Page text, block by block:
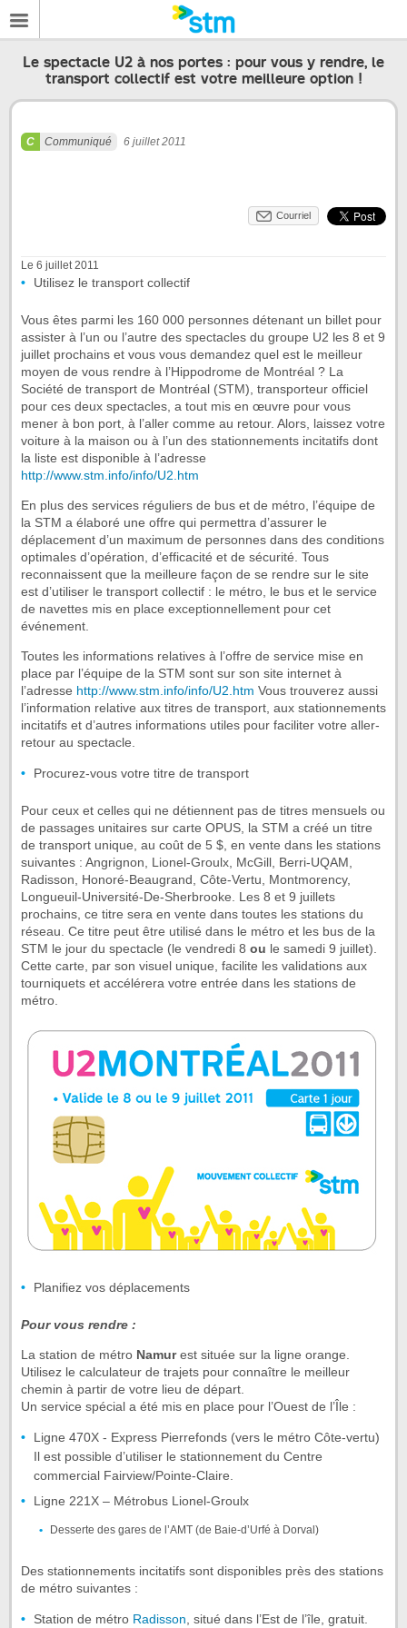
Le spectacle U2 à nos portes : pour vous y rendre, le
transport collectif est votre meilleure option !
Communiqué 6 juillet 2011
Courriel
Le 6 juillet 2011
Utilisez le transport collectif
Vous êtes parmi les 160 000 personnes détenant un billet pour
assister à l’un ou l’autre des spectacles du groupe U2 les 8 et 9
juillet prochains et vous vous demandez quel est le meilleur
moyen de vous rendre à l’Hippodrome de Montréal ? La
Société de transport de Montréal (STM), transporteur officiel
pour ces deux spectacles, a tout mis en œuvre pour vous
mener à bon port, à l’aller comme au retour. Alors, laissez votre
voiture à la maison ou à l’un des stationnements incitatifs dont
la liste est disponible à l’adresse
http://www.stm.info/info/U2.htm
En plus des services réguliers de bus et de métro, l’équipe de
la STM a élaboré une offre qui permettra d’assurer le
déplacement d’un maximum de personnes dans des conditions
optimales d’opération, d’efficacité et de sécurité. Tous
reconnaissent que la meilleure façon de se rendre sur le site
est d’utiliser le transport collectif : le métro, le bus et le service
de navettes mis en place exceptionnellement pour cet
événement.
Toutes les informations relatives à l’offre de service mise en
place par l’équipe de la STM sont sur son site internet à
l’adresse http://www.stm.info/info/U2.htm Vous trouverez aussi
l’information relative aux titres de transport, aux stationnements
incitatifs et d’autres informations utiles pour faciliter votre aller-
retour au spectacle.
Procurez-vous votre titre de transport
Pour ceux et celles qui ne détiennent pas de titres mensuels ou
de passages unitaires sur carte OPUS, la STM a créé un titre
de transport unique, au coût de 5 $, en vente dans les stations
suivantes : Angrignon, Lionel-Groulx, McGill, Berri-UQAM,
Radisson, Honoré-Beaugrand, Côte-Vertu, Montmorency,
Longueuil-Université-De-Sherbrooke. Les 8 et 9 juillets
prochains, ce titre sera en vente dans toutes les stations du
réseau. Ce titre peut être utilisé dans le métro et les bus de la
STM le jour du spectacle (le vendredi 8 ou le samedi 9 juillet).
Cette carte, par son visuel unique, facilite les validations aux
tourniquets et accélérera votre entrée dans les stations de
métro.
Planifiez vos déplacements
Pour vous rendre :
La station de métro Namurest située sur la ligne orange.
Utilisez le calculateur de trajets pour connaître le meilleur
chemin à partir de votre lieu de départ.
Un service spécial a été mis en place pour l’Ouest de l’Île :
Ligne 470X - Express Pierrefonds (vers le métro Côte-vertu)
Il est possible d’utiliser le stationnement du Centre
commercial Fairview/Pointe-Claire.
Ligne 221X – Métrobus Lionel-Groulx
Desserte des gares de l’AMT (de Baie-d’Urfé à Dorval)
Des stationnements incitatifs sont disponibles près des stations
de métro suivantes :
Station de métro Radisson, situé dans l’Est de l’île, gratuit.